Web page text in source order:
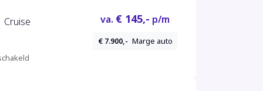
Cruise va. € 145,- p/m
€ 7.900,- Marge auto